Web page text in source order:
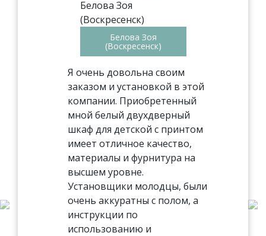
Белова Зоя
(Воскресенск)
Я очень довольна своим
заказом и установкой в этой
компании. Приобретенный
мной белый двухдверный
шкаф для детской с принтом
имеет отличное качество,
материалы и фурнитура на
высшем уровне.
Установщики молодцы, были
очень аккуратны с полом, а
инструкции по
использованию и